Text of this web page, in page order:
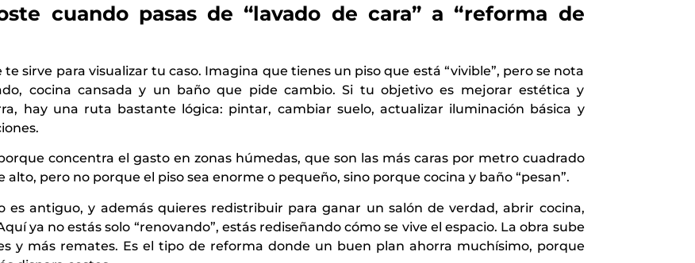
cuando pasas de “lavado de cara” a “reforma de
sirve para visualizar tu caso. Imagina que tienes un piso que está “vivible”, pero se nota
cocina cansada y un baño que pide cambio. Si tu objetivo es mejorar estética y
hay una ruta bastante lógica: pintar, cambiar suelo, actualizar iluminación básica y
concentra el gasto en zonas húmedas, que son las más caras por metro cuadrado
pero no porque el piso sea enorme o pequeño, sino porque cocina y baño “pesan”.
es antiguo, y además quieres redistribuir para ganar un salón de verdad, abrir cocina,
ya no estás solo “renovando”, estás rediseñando cómo se vive el espacio. La obra sube
y más remates. Es el tipo de reforma donde un buen plan ahorra muchísimo, porque